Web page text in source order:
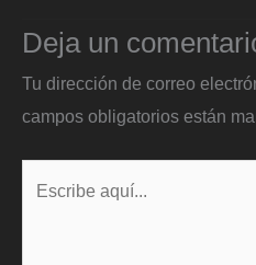
Deja un
Tu dirección de correo
campos obligatorios están